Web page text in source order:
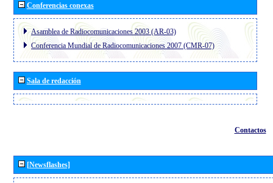
Conferencias conexas
Asamblea de Radiocomunicaciones 2003 (AR-03)
Conferencia Mundial de Radiocomunicaciones 2007 (CMR-07)
Sala de redacción
Contactos
[Newsflashes]